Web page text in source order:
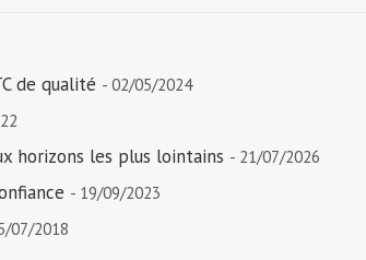
de qualité - 02/05/2024
horizons les plus lointains - 21/07/2026
- 19/09/2023
07/2018